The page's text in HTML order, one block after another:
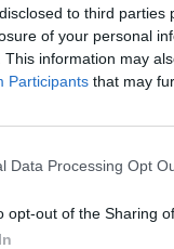
to third
of your personal
This information may
Participants that may
Data Processing Opt
opt-out of the Sharing
Redd
i 2025